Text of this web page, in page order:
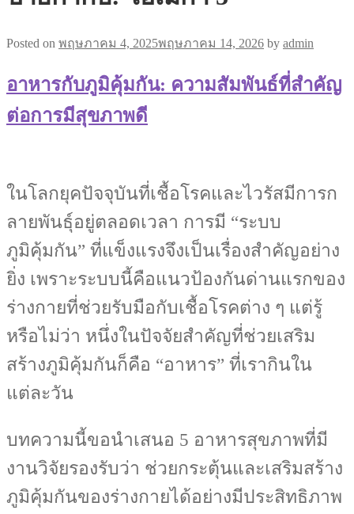
Posted on พฤษภาคม 4, 2025พฤษภาคม 14, 2026 by admin
อาหารกับภูมิคุ้มกัน: ความสัมพันธ์ที่สำคัญ
ต่อการมีสุขภาพดี
ในโลกยุคปัจจุบันที่เชื้อโรคและไวรัสมีการก
ลายพันธุ์อยู่ตลอดเวลา การมี “ระบบ
ภูมิคุ้มกัน” ที่แข็งแรงจึงเป็นเรื่องสำคัญอย่าง
ยิ่ง เพราะระบบนี้คือแนวป้องกันด่านแรกของ
ร่างกายที่ช่วยรับมือกับเชื้อโรคต่าง ๆ แต่รู้
หรือไม่ว่า หนึ่งในปัจจัยสำคัญที่ช่วยเสริม
สร้างภูมิคุ้มกันก็คือ “อาหาร” ที่เรากินใน
แต่ละวัน
บทความนี้ขอนำเสนอ 5 อาหารสุขภาพที่มี
งานวิจัยรองรับว่า ช่วยกระตุ้นและเสริมสร้าง
ภูมิคุ้มกันของร่างกายได้อย่างมีประสิทธิภาพ